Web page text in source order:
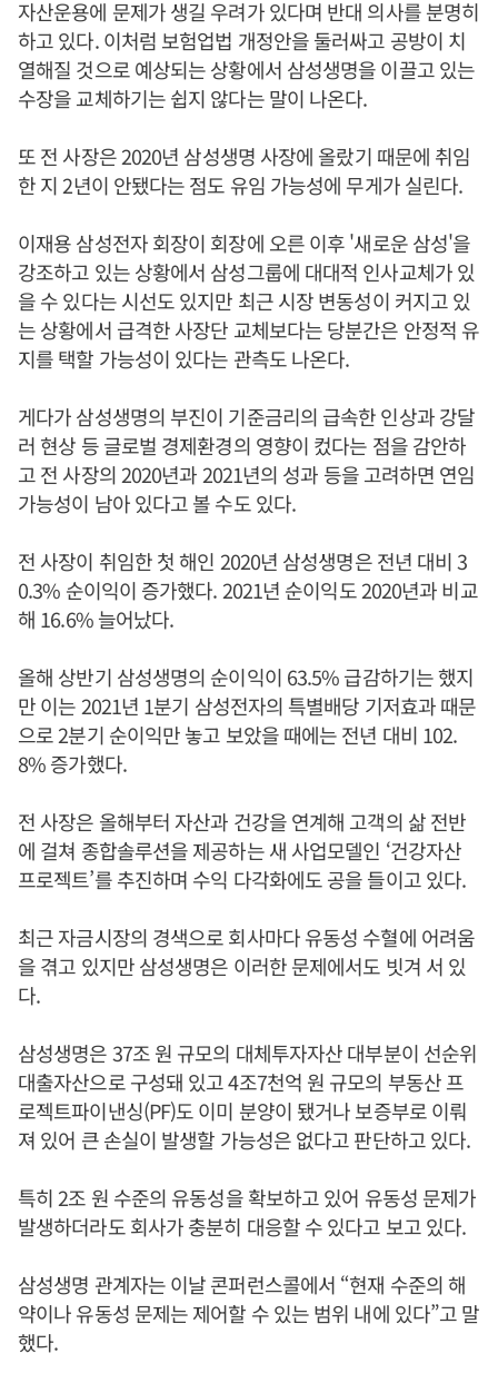
자산운용에 문제가 생길 우려가 있다며 반대 의사를 분명히
하고 있다. 이처럼 보험업법 개정안을 둘러싸고 공방이 치
열해질 것으로 예상되는 상황에서 삼성생명을 이끌고 있는
수장을 교체하기는 쉽지 않다는 말이 나온다.
또 전 사장은 2020년 삼성생명 사장에 올랐기 때문에 취임
한 지 2년이 안됐다는 점도 유임 가능성에 무게가 실린다.
이재용 삼성전자 회장이 회장에 오른 이후 '새로운 삼성'을
강조하고 있는 상황에서 삼성그룹에 대대적 인사교체가 있
을 수 있다는 시선도 있지만 최근 시장 변동성이 커지고 있
는 상황에서 급격한 사장단 교체보다는 당분간은 안정적 유
지를 택할 가능성이 있다는 관측도 나온다.
게다가 삼성생명의 부진이 기준금리의 급속한 인상과 강달
러 현상 등 글로벌 경제환경의 영향이 컸다는 점을 감안하
고 전 사장의 2020년과 2021년의 성과 등을 고려하면 연임
가능성이 남아 있다고 볼 수도 있다.
전 사장이 취임한 첫 해인 2020년 삼성생명은 전년 대비 3
0.3% 순이익이 증가했다. 2021년 순이익도 2020년과 비교
해 16.6% 늘어났다.
올해 상반기 삼성생명의 순이익이 63.5% 급감하기는 했지
만 이는 2021년 1분기 삼성전자의 특별배당 기저효과 때문
으로 2분기 순이익만 놓고 보았을 때에는 전년 대비 102.
8% 증가했다.
전 사장은 올해부터 자산과 건강을 연계해 고객의 삶 전반
에 걸쳐 종합솔루션을 제공하는 새 사업모델인 ‘건강자산
프로젝트’를 추진하며 수익 다각화에도 공을 들이고 있다.
최근 자금시장의 경색으로 회사마다 유동성 수혈에 어려움
을 겪고 있지만 삼성생명은 이러한 문제에서도 빗겨 서 있
다.
삼성생명은 37조 원 규모의 대체투자자산 대부분이 선순위
대출자산으로 구성돼 있고 4조7천억 원 규모의 부동산 프
로젝트파이낸싱(PF)도 이미 분양이 됐거나 보증부로 이뤄
져 있어 큰 손실이 발생할 가능성은 없다고 판단하고 있다.
특히 2조 원 수준의 유동성을 확보하고 있어 유동성 문제가
발생하더라도 회사가 충분히 대응할 수 있다고 보고 있다.
삼성생명 관계자는 이날 콘퍼런스콜에서 “현재 수준의 해
약이나 유동성 문제는 제어할 수 있는 범위 내에 있다”고 말
했다.